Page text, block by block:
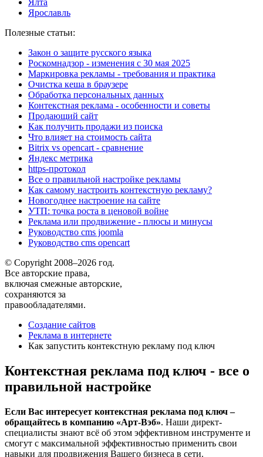
Ялта
Ярославль
Полезные статьи:
Закон о защите русского языка
Роскомнадзор - изменения с 30 мая 2025
Маркировка рекламы - требования и практика
Очистка кеша в браузере
Обработка персональных данных
Контекстная реклама - особенности и советы
Продающий сайт
Как получить продажи из поиска
Что влияет на стоимость сайта
Bitrix vs opencart - сравнение
Яндекс метрика
https-протокол
Все о правильной настройке рекламы
Как самому настроить контекстную рекламу?
Новогоднее настроение на сайте
УТП: точка роста в ценовой войне
Реклама или продвижение - плюсы и минусы
Руководство cms joomla
Руководство cms opencart
© Copyright 2008–2026 год.
Все авторские права,
включая смежные авторские,
сохраняются за
правообладателями.
Создание сайтов
Реклама в интернете
Как запустить контекстную рекламу под ключ
Контекстная реклама под ключ - все о
правильной настройке
Если Вас интересует контекстная реклама под ключ –
обращайтесь в компанию «Арт-Вэб». Наши директ-
специалисты знают всё об этом эффективном инструменте и
смогут с максимальной эффективностью применить свои
навыки для продвижения Вашего бизнеса в сети.